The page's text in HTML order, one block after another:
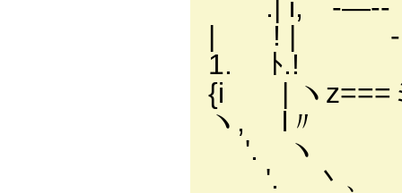
.| i, -
| ! | -
1. ﾄ.!
{i | ヽ
ヽ, l
'. ヽ
'. 丶